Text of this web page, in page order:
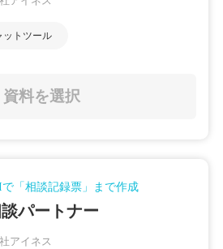
ットツール
資料を選択
「相談記録票」まで作成
パートナー
アイネス